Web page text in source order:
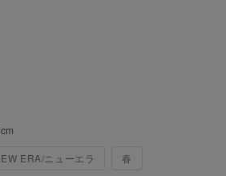
cm
ERA/ニューエラ 春